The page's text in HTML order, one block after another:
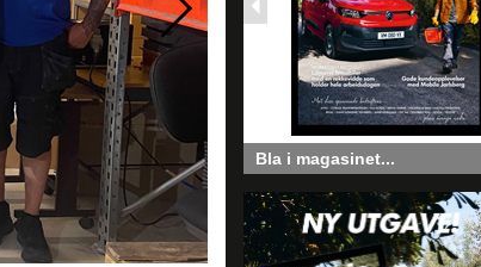
Bla i magasinet...